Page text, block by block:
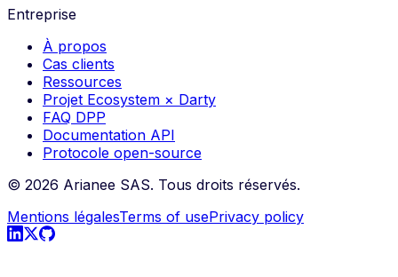
Entreprise
À propos
Cas clients
Ressources
Projet Ecosystem × Darty
FAQ DPP
Documentation API
Protocole open-source
© 2026 Arianee SAS. Tous droits réservés.
Mentions légalesTerms of usePrivacy policy